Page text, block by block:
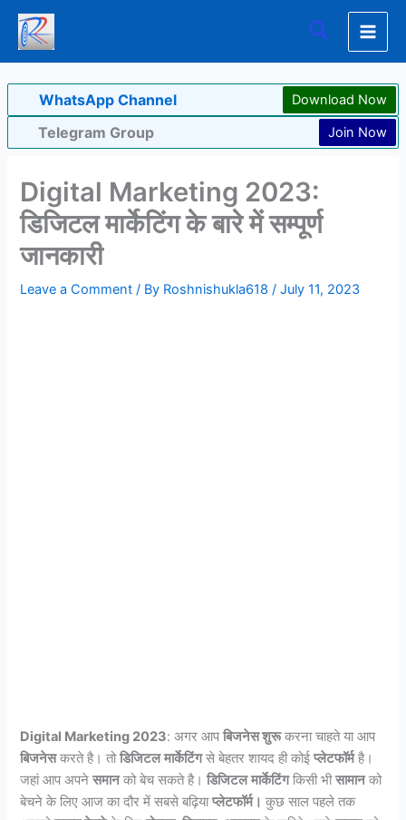
Skip
content
Search
WhatsApp Channel Download Now
Telegram Group Join Now
Digital Marketing 2023:
डिजिटल मार्केटिंग के बारे में सम्पूर्ण
जानकारी
Leave a Comment / By Roshnishukla618/July 11, 2023
Digital Marketing 2023: अगर आपबिजनेस शुरूकरना चाहते या आप
बिजनेसकरते है। तोडिजिटल मार्केटिंगसे बेहतर शायद ही कोईप्लेटफॉर्महै।
जहां आप अपनेसमानको बेच सकते है।डिजिटल मार्केटिंगकिसी भीसामानको
बेचने के लिए आज का दौर में सबसे बढ़ियाप्लेटफॉर्म। कुछ साल पहले तक